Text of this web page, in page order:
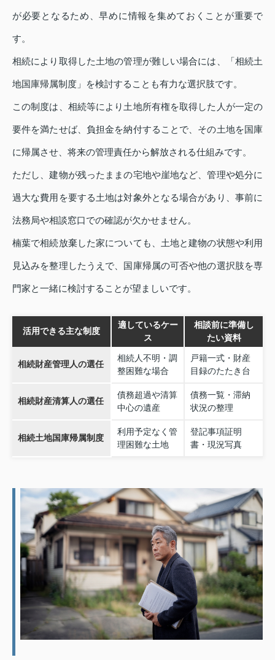
が必要となるため、早めに情報を集めておくことが重要で
す。
相続により取得した土地の管理が難しい場合には、「相続土
地国庫帰属制度」を検討することも有力な選択肢です。
この制度は、相続等により土地所有権を取得した人が一定の
要件を満たせば、負担金を納付することで、その土地を国庫
に帰属させ、将来の管理責任から解放される仕組みです。
ただし、建物が残ったままの宅地や崖地など、管理や処分に
過大な費用を要する土地は対象外となる場合があり、事前に
法務局や相談窓口での確認が欠かせません。
楠葉で相続放棄した家についても、土地と建物の状態や利用
見込みを整理したうえで、国庫帰属の可否や他の選択肢を専
門家と一緒に検討することが望ましいです。
活用できる主な制度
適しているケー
ス
相談前に準備し
たい資料
相続財産管理人の選任
相続人不明・調
整困難な場合
戸籍一式・財産
目録のたたき台
相続財産清算人の選任
債務超過や清算
中心の遺産
債務一覧・滞納
状況の整理
相続土地国庫帰属制度
利用予定なく管
理困難な土地
登記事項証明
書・現況写真